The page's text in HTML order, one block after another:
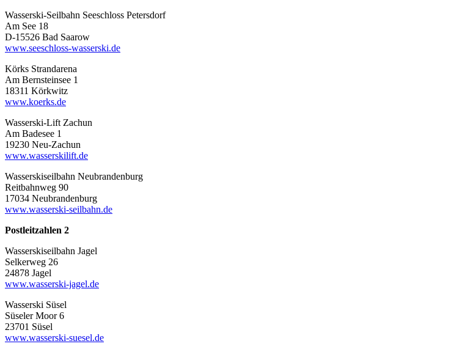
Wasserski-Seilbahn Seeschloss Petersdorf
Am See 18
D-15526 Bad Saarow
www.seeschloss-wasserski.de
Körks Strandarena
Am Bernsteinsee 1
18311 Körkwitz
www.koerks.de
Wasserski-Lift Zachun
Am Badesee 1
19230 Neu-Zachun
www.wasserskilift.de
Wasserskiseilbahn Neubrandenburg
Reitbahnweg 90
17034 Neubrandenburg
www.wasserski-seilbahn.de
Postleitzahlen 2
Wasserskiseilbahn Jagel
Selkerweg 26
24878 Jagel
www.wasserski-jagel.de
Wasserski Süsel
Süseler Moor 6
23701 Süsel
www.wasserski-suesel.de